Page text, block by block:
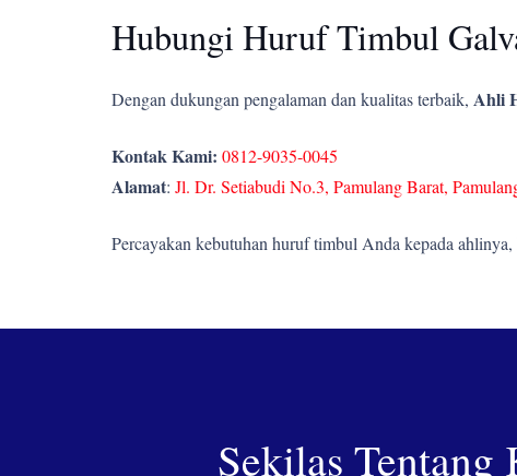
Hubungi Huruf Timbul
Dengan dukungan pengalaman dan kualitas terbaik, Ahli
Kontak Kami: 0812-9035-0045
Alamat: Jl. Dr. Setiabudi No.3, Pamulang Barat,
Percayakan kebutuhan huruf timbul Anda kepada
Sekilas Tentang